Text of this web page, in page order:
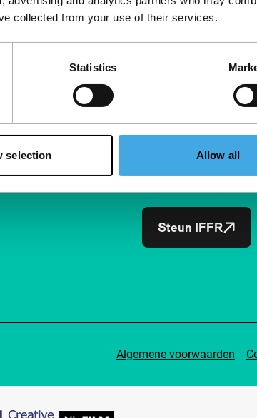
collected from your use of their services.
Statistics
selection Allow all
Steun IFFR al
Sluit je aan bij een
filmliefhebbers.
inzichten en
Steun IFFR
Algemene voorwaarden